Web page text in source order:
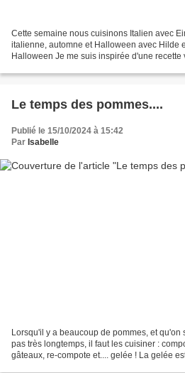
Cette semaine nous cuisinons Italien avec
italienne, automne et Halloween avec Hilde
Halloween Je me suis inspirée d'une recette
Le temps des pommes....
Publié le 15/10/2024 à 15:42
Par Isabelle
Lorsqu'il y a beaucoup de pommes, et
pas très longtemps, il faut les cuisiner :
gâteaux, re-compote et.... gelée ! La gelée